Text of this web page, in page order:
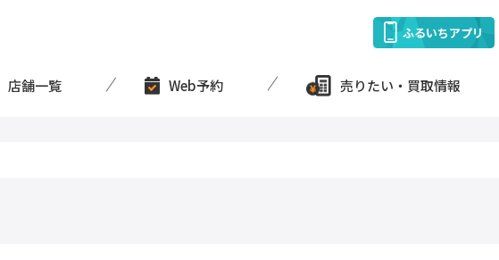
ふるいちアプリ
店舗一覧 Web予約 売りたい・買取情報